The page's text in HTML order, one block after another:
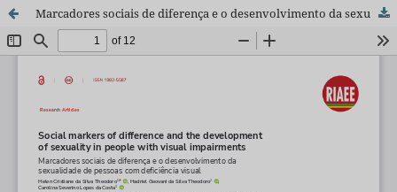
Marcadores sociais de diferença e o desenvolvimento da sexualidade de pessoas com deficiência visual